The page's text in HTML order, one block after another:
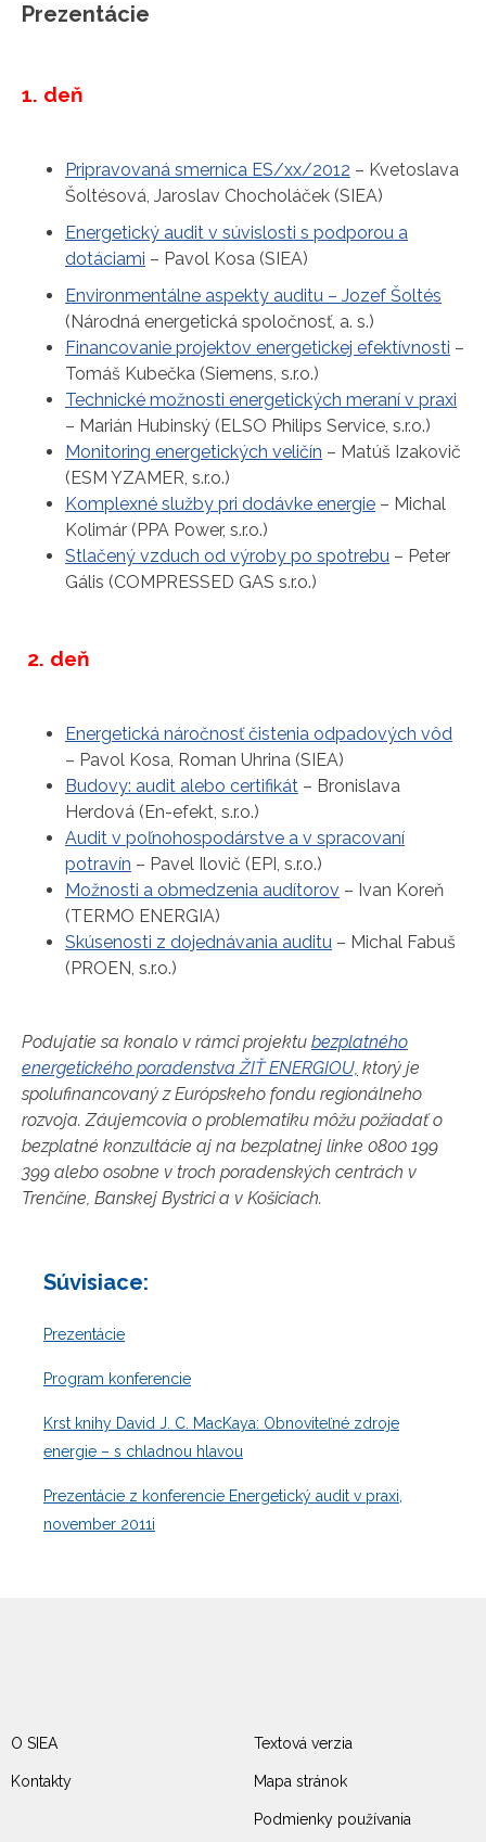
Prezentácie
1. deň
Pripravovaná smernica ES/xx/2012 – Kvetoslava
Šoltésová, Jaroslav Chocholáček (SIEA)
Energetický audit v súvislosti s podporou a
dotáciami – Pavol Kosa (SIEA)
Environmentálne aspekty auditu – Jozef Šoltés
(Národná energetická spoločnosť, a. s.)
Financovanie projektov energetickej efektívnosti –
Tomáš Kubečka (Siemens, s.r.o.)
Technické možnosti energetických meraní v praxi
– Marián Hubinský (ELSO Philips Service, s.r.o.)
Monitoring energetických veličín – Matúš Izakovič
(ESM YZAMER, s.r.o.)
Komplexné služby pri dodávke energie – Michal
Kolimár (PPA Power, s.r.o.)
Stlačený vzduch od výroby po spotrebu – Peter
Gális (COMPRESSED GAS s.r.o.)
2. deň
Energetická náročnosť čistenia odpadových vôd
– Pavol Kosa, Roman Uhrina (SIEA)
Budovy: audit alebo certifikát – Bronislava
Herdová (En-efekt, s.r.o.)
Audit v poľnohospodárstve a v spracovaní
potravín – Pavel Ilovič (EPI, s.r.o.)
Možnosti a obmedzenia audítorov – Ivan Koreň
(TERMO ENERGIA)
Skúsenosti z dojednávania auditu – Michal Fabuš
(PROEN, s.r.o.)
Podujatie sa konalo v rámci projektu bezplatného
energetického poradenstva ŽIŤ ENERGIOU, ktorý je
spolufinancovaný z Európskeho fondu regionálneho
rozvoja. Záujemcovia o problematiku môžu požiadať o
bezplatné konzultácie aj na bezplatnej linke 0800 199
399 alebo osobne v troch poradenských centrách v
Trenčíne, Banskej Bystrici a v Košiciach.
Súvisiace:
Prezentácie
Program konferencie
Krst knihy David J. C. MacKaya: Obnoviteľné zdroje
energie – s chladnou hlavou
Prezentácie z konferencie Energetický audit v praxi,
november 2011i
O SIEA
Kontakty
Textová verzia
Mapa stránok
Podmienky používania